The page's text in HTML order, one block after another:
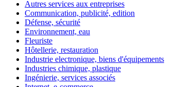
Autres services aux entreprises
Communication, publicité, edition
Défense, sécurité
Environnement, eau
Fleuriste
Hôtellerie, restauration
Industrie electronique, biens d'équipements
Industries chimique, plastique
Ingénierie, services associés